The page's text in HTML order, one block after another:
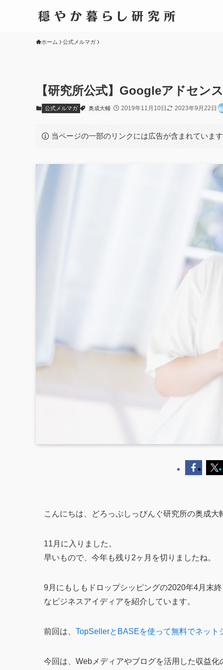
ホーム 公式メルマガ
【研究所公式】Googleアドセン
公式メルマガ 奥成大輔 2019年11月10日 2023年9月22日
当ページの一部のリンクには広告が含まれていま
こんにちは、どろっぷしっぴんぐ研究所の奥成
11月に入りました。
早いもので、今年も残り2ヶ月を切りましたね。
9月にもしもドロップシッピングの2020年4月末
なビジネスアイディアを紹介しています。
前回は、 TopSellerとBASEを使って無料でネット
今回は、Webメディアやブログを活用した収益化